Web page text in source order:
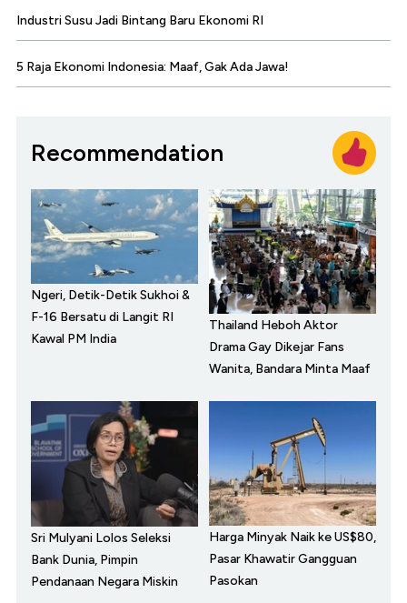
Industri Susu Jadi Bintang Baru Ekonomi RI
5 Raja Ekonomi Indonesia: Maaf, Gak Ada Jawa!
Recommendation
Ngeri, Detik-Detik Sukhoi &
F-16 Bersatu di Langit RI
Kawal PM India
Thailand Heboh Aktor
Drama Gay Dikejar Fans
Wanita, Bandara Minta Maaf
Sri Mulyani Lolos Seleksi
Bank Dunia, Pimpin
Pendanaan Negara Miskin
Harga Minyak Naik ke US$80,
Pasar Khawatir Gangguan
Pasokan